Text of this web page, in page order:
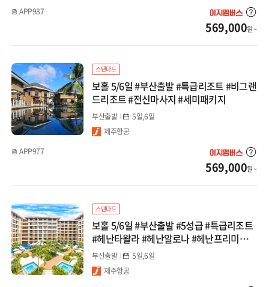
광저우/망산
서안/구채구/칠채산
하이난/하문
타이중/가오슝
홍콩/마카오
APP987
569,000원 ~
스탠다드
보홀 5/6일 #부산출발 #특급리조트 #비그랜
드리조트 #전신마사지 #세미패키지
부산출발
5일,6일
제주항공
APP977
569,000원 ~
스탠다드
보홀 5/6일 #부산출발 #5성급 #특급리조트
#헤난타왈라 #헤난알로나 #헤난프리미어코
스트 #세미패키지
부산출발
5일,6일
제주항공